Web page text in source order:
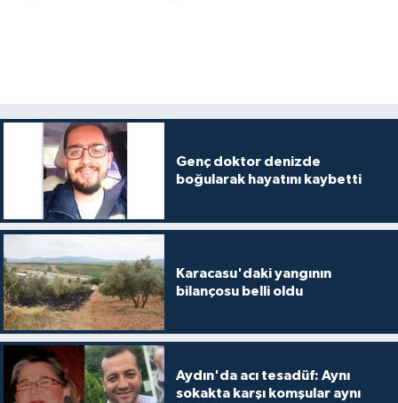
Genç doktor denizde
boğularak hayatını kaybetti
Karacasu'daki yangının
bilançosu belli oldu
Aydın'da acı tesadüf: Aynı
sokakta karşı komşular aynı